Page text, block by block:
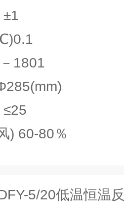
1801
) 60-80％
5/20低温恒温